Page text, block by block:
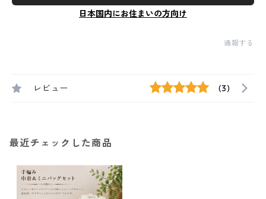
日本国内にお住まいの方向け
通報する
レビュー (3)
最近チェックした商品